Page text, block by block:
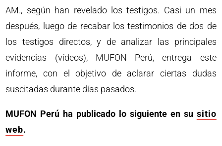
AM., según han revelado los testigos. Casi un mes
después, luego de recabar los testimonios de dos de
los testigos directos, y de analizar las principales
evidencias (vídeos), MUFON Perú, entrega este
informe, con el objetivo de aclarar ciertas dudas
suscitadas durante días pasados.
MUFON Perú ha publicado lo siguiente en su sitio
web.